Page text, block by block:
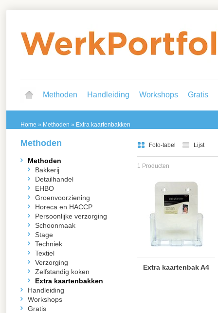
Methoden Handleiding Workshops Gratis
Home » Methoden » Extra kaartenbakken
Foto-tabel Lijst
1 Producten
Extra kaartenbak A4
Methoden
Methoden
Bakkerij
Detailhandel
EHBO
Groenvoorziening
Horeca en HACCP
Persoonlijke verzorging
Schoonmaak
Stage
Techniek
Textiel
Verzorging
Zelfstandig koken
Extra kaartenbakken
Handleiding
Workshops
Gratis